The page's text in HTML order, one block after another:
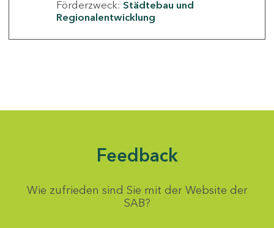
Förderzweck: Städtebau und
Regionalentwicklung
Feedback
Wie zufrieden sind Sie mit der Website der
SAB?